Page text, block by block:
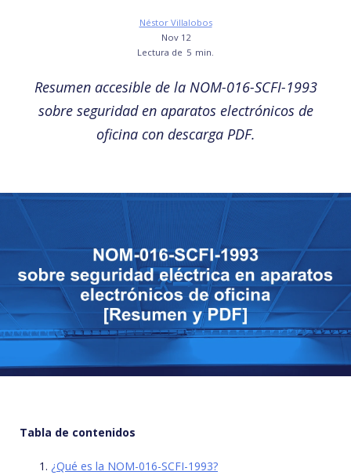
Néstor Villalobos
Nov 12
Lectura de 5 min.
Resumen accesible de la NOM-016-SCFI-1993
sobre seguridad en aparatos electrónicos de
oficina con descarga PDF.
Tabla de contenidos
¿Qué es la NOM-016-SCFI-1993?